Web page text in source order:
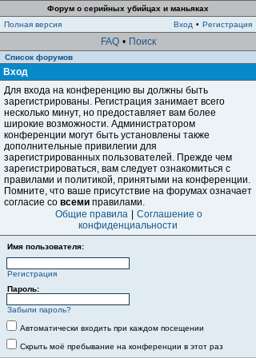
Форум о серийных убийцах и маньяках
Полная версия
Вход • Регистрация
FAQ • Поиск
Список форумов
Вход
Для входа на конференцию вы должны быть
зарегистрированы. Регистрация занимает всего
несколько минут, но предоставляет вам более
широкие возможности. Администратором
конференции могут быть установлены также
дополнительные привилегии для
зарегистрированных пользователей. Прежде чем
зарегистрироваться, вам следует ознакомиться с
правилами и политикой, принятыми на конференции.
Помните, что ваше присутствие на форумах означает
согласие со всеми правилами.
Общие правила
Соглашение о
конфиденциальности
Имя пользователя:
Регистрация
Пароль:
Забыли пароль?
Автоматически входить при каждом посещении
Скрыть моё пребывание на конференции в этот раз